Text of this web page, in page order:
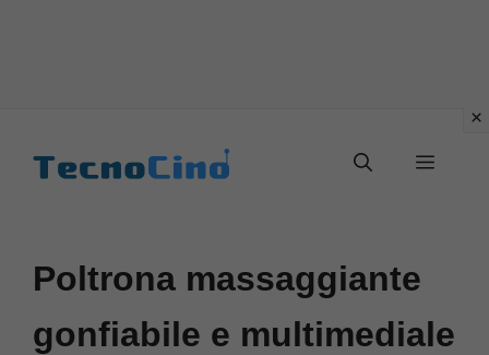
Menu
Poltrona massaggiante
gonfiabile e multimediale